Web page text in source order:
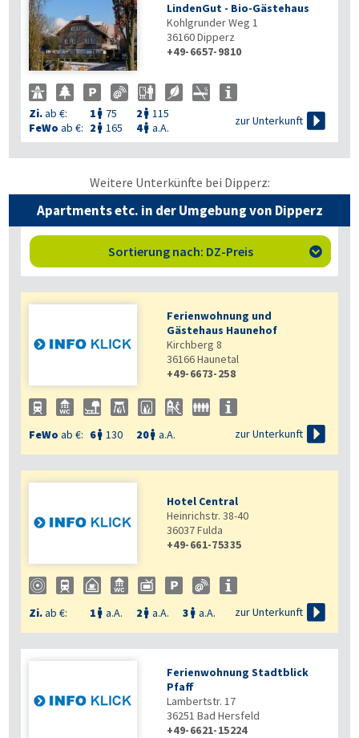
LindenGut - Bio-Gästehaus
Kohlgrunder Weg 1
36160Dipperz
+49-6657-9810
Zi.ab €: 1  75 2  115
FeWo ab €: 2  165 4 a.A.
zur Unterkunft 
Weitere Unterkünfte bei Dipperz:
Apartments etc. in der Umgebung von Dipperz
Sortierung nach: DZ-Preis 
Ferienwohnung und
Gästehaus Haunehof
Kirchberg 8
36166Haunetal
+49-6673-258
FeWo ab €: 6 130 20 a.A. zur Unterkunft 
Hotel Central
Heinrichstr. 38-40
36037Fulda
+49-661-75335
Zi.ab €: 1  a.A. 2  a.A. 3  a.A. zur Unterkunft 
Ferienwohnung Stadtblick
Pfaff
Lambertstr. 17
36251 Bad Hersfeld
+49-6621-15224